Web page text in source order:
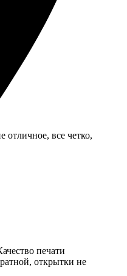
все четко,
печати
открытки не